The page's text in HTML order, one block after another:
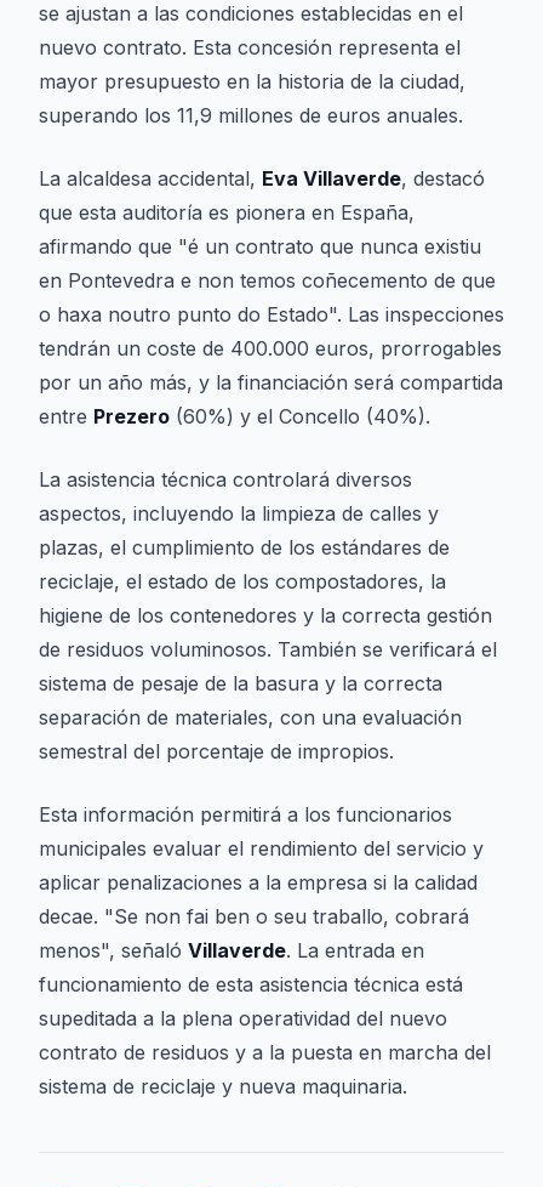
se ajustan a las condiciones establecidas en el
nuevo contrato. Esta concesión representa el
mayor presupuesto en la historia de la ciudad,
superando los 11,9 millones de euros anuales.
La alcaldesa accidental, Eva Villaverde, destacó
que esta auditoría es pionera en España,
afirmando que "é un contrato que nunca existiu
en Pontevedra e non temos coñecemento de que
o haxa noutro punto do Estado". Las inspecciones
tendrán un coste de 400.000 euros, prorrogables
por un año más, y la financiación será compartida
entre Prezero (60%) y el Concello (40%).
La asistencia técnica controlará diversos
aspectos, incluyendo la limpieza de calles y
plazas, el cumplimiento de los estándares de
reciclaje, el estado de los compostadores, la
higiene de los contenedores y la correcta gestión
de residuos voluminosos. También se verificará el
sistema de pesaje de la basura y la correcta
separación de materiales, con una evaluación
semestral del porcentaje de impropios.
Esta información permitirá a los funcionarios
municipales evaluar el rendimiento del servicio y
aplicar penalizaciones a la empresa si la calidad
decae. "Se non fai ben o seu traballo, cobrará
menos", señaló Villaverde. La entrada en
funcionamiento de esta asistencia técnica está
supeditada a la plena operatividad del nuevo
contrato de residuos y a la puesta en marcha del
sistema de reciclaje y nueva maquinaria.